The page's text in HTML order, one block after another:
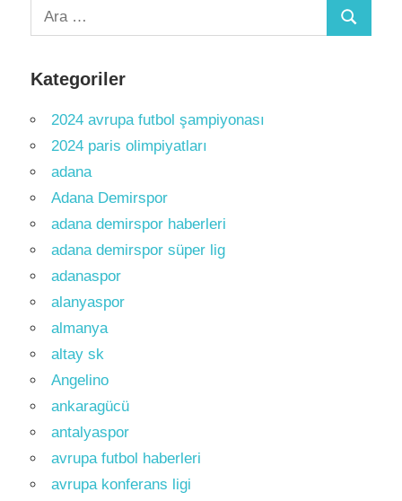
Arama:
Ara
Kategoriler
2024 avrupa futbol şampiyonası
2024 paris olimpiyatları
adana
Adana Demirspor
adana demirspor haberleri
adana demirspor süper lig
adanaspor
alanyaspor
almanya
altay sk
Angelino
ankaragücü
antalyaspor
avrupa futbol haberleri
avrupa konferans ligi